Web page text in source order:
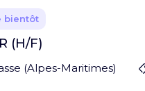
bientôt
(H/F)
(Alpes-Maritimes)